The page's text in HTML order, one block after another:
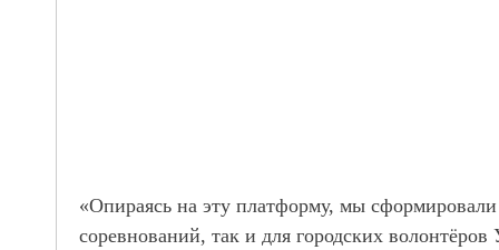
«Опираясь на эту платформу, мы
соревнований, так и для городских